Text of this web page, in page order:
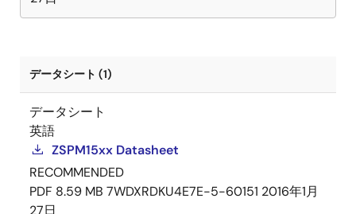
データシート (1)
データシート
英語
ZSPM15xx Datasheet
RECOMMENDED
PDF 8.59 MB 7WDXRDKU4E7E-5-60151 2016年1月
27日